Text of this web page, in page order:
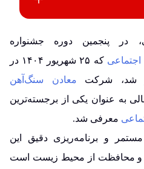
در پنجمین دوره جشنواره
که ۲۵ شهریور ۱۴۰۴ در
شد، شرکت معادن سنگ‌آهن
به عنوان یکی از برجسته‌ترین
معرفی شد.
مستمر و برنامه‌ریزی دقیق این
و محافظت از محیط زیست است